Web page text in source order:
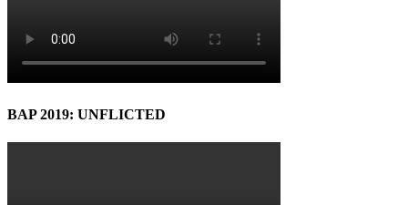
BAP 2019: UNFLICTED